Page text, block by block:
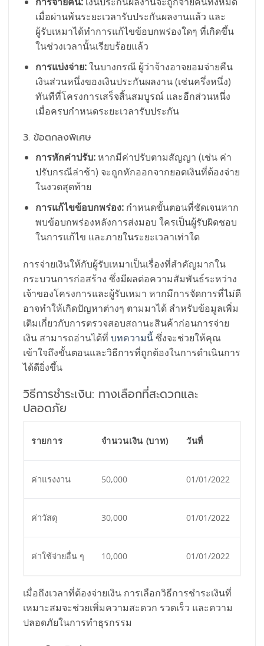
เมื่อผ่านพ้นระยะเวลารับประกันผลงานแล้ว และ
ผู้รับเหมาได้ทำการแก้ไขข้อบกพร่องใดๆ ที่เกิดขึ้น
ในช่วงเวลานั้นเรียบร้อยแล้ว
การแบ่งจ่าย:ในบางกรณี ผู้ว่าจ้างอาจยอมจ่ายคืน
เงินส่วนหนึ่งของเงินประกันผลงาน (เช่นครึ่งหนึ่ง)
ทันทีที่โครงการเสร็จสิ้นสมบูรณ์ และอีกส่วนหนึ่ง
เมื่อครบกำหนดระยะเวลารับประกัน
3. ข้อตกลงพิเศษ
การหักค่าปรับ:หากมีค่าปรับตามสัญญา (เช่น ค่า
ปรับกรณีล่าช้า) จะถูกหักออกจากยอดเงินที่ต้องจ่าย
ในงวดสุดท้าย
การแก้ไขข้อบกพร่อง:กำหนดขั้นตอนที่ชัดเจนหาก
พบข้อบกพร่องหลังการส่งมอบ ใครเป็นผู้รับผิดชอบ
ในการแก้ไข และภายในระยะเวลาเท่าใด
การจ่ายเงินให้กับผู้รับเหมาเป็นเรื่องที่สำคัญมากใน
กระบวนการก่อสร้าง ซึ่งมีผลต่อความสัมพันธ์ระหว่าง
เจ้าของโครงการและผู้รับเหมา หากมีการจัดการที่ไม่ดี
อาจทำให้เกิดปัญหาต่างๆ ตามมาได้ สำหรับข้อมูลเพิ่ม
เติมเกี่ยวกับการตรวจสอบสถานะสินค้าก่อนการจ่าย
เงิน สามารถอ่านได้ที่ บทความนี้ซึ่งจะช่วยให้คุณ
เข้าใจถึงขั้นตอนและวิธีการที่ถูกต้องในการดำเนินการ
ได้ดียิ่งขึ้น
วิธีการชำระเงิน: ทางเลือกที่สะดวกและ
ปลอดภัย
รายการ จำนวนเงิน (บาท) วันที่
ค่าแรงงาน 50,000 01/01/2022
ค่าวัสดุ 30,000 01/01/2022
ค่าใช้จ่ายอื่น ๆ 10,000 01/01/2022
เมื่อถึงเวลาที่ต้องจ่ายเงิน การเลือกวิธีการชำระเงินที่
เหมาะสมจะช่วยเพิ่มความสะดวก รวดเร็ว และความ
ปลอดภัยในการทำธุรกรรม